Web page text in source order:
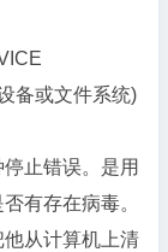
备或文件系统)
止错误。是用
有存在病毒。
从计算机上清